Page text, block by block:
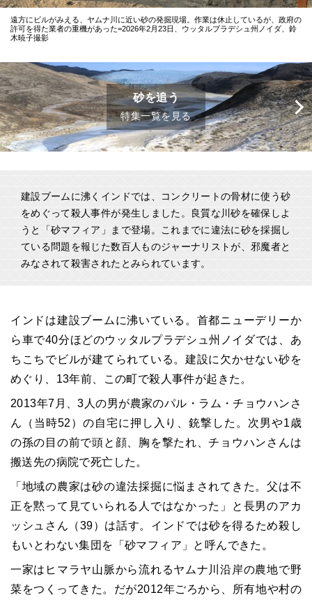
遠方にビルがみえる、ヤムナ川に近い砂の発掘現場。作業は休止しているが、政府の
許可を得た業者の重機があった=2026年2月23日、ウッタルプラデシュ州ノイダ、鈴
木暁子撮影
砂を追う
特集一覧を見る
建設ブームに沸くインドでは、コンクリートの骨材に使う砂
をめぐって殺人事件が発生しました。良質な川砂を確保しよ
うと「砂マフィア」まで登場。これまでに違法に砂を採掘し
ている問題を報じた数百人ものジャーナリストが、邪魔者と
みなされて殺害されたとみられています。
インドは建設ブームに沸いている。首都ニューデリーか
ら車で40分ほどのウッタルプラデシュ州ノイダでは、あ
ちこちでビルが建てられている。建設に欠かせない砂を
めぐり、 13年前、この町で殺人事件が起きた。
2013年7 月、3 人の男が農家のパル・ラム・チョウハンさ
ん（当時52 ）の自宅に押し入り、銃撃した。次男や1歳
の孫の目の前で頭と顔、胸を撃たれ、チョウハンさんは
搬送先の病院で死亡した。
「地域の農家は砂の違法採掘に悩まされてきた。父は不
正を黙って見ていられる人ではなかった」と長男のアカ
ッシュさん（39）は話す。インドでは砂を得るため殺し
もいとわない集団を「砂マフィア」と呼んできた。
一家はヒマラヤ山脈から流れるヤムナ川沿岸の農地で野
菜をつくってきた。だが2012年ごろから、所有地や村の